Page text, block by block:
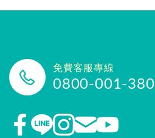
免費客服專線
0800-001-380